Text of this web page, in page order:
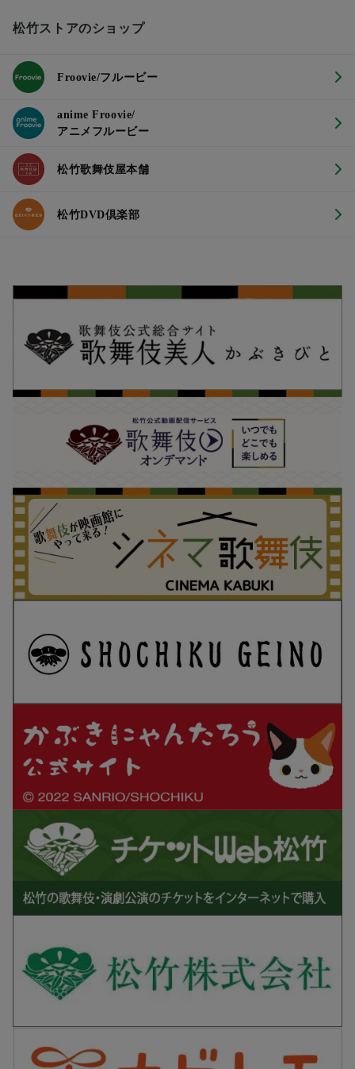
松竹ストアのショップ
Froovie/フルービー
anime Froovie/
アニメフルービー
松竹歌舞伎屋本舗
松竹DVD倶楽部